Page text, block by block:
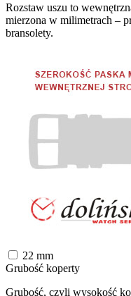
Rozstaw uszu to
mierzona w milimetrach –
bransolety.
22 mm
Grubość koperty
Grubość, czyli wysokość